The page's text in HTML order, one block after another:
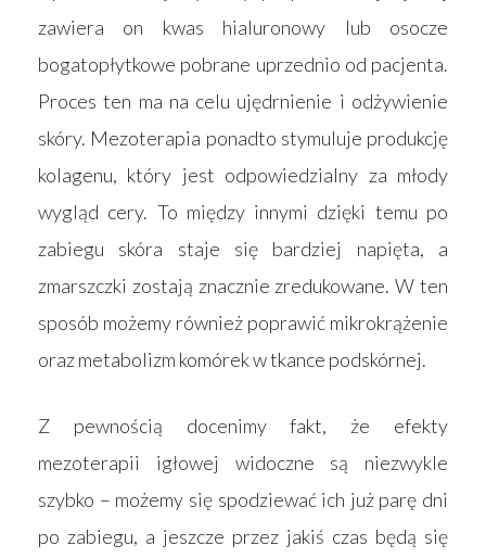
zawiera on kwas hialuronowy lub osocze
bogatopłytkowe pobrane uprzednio od pacjenta.
Proces ten ma na celu ujędrnienie i odżywienie
skóry. Mezoterapia ponadto stymuluje produkcję
kolagenu, który jest odpowiedzialny za młody
wygląd cery. To między innymi dzięki temu po
zabiegu skóra staje się bardziej napięta, a
zmarszczki zostają znacznie zredukowane. W ten
sposób możemy również poprawić mikrokrążenie
oraz metabolizm komórek w tkance podskórnej.
Z pewnością docenimy fakt, że efekty
mezoterapii igłowej widoczne są niezwykle
szybko – możemy się spodziewać ich już parę dni
po zabiegu, a jeszcze przez jakiś czas będą się